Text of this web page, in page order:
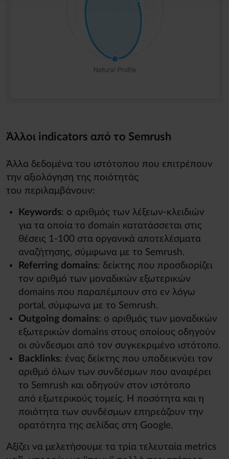
Άλλοι indicators από το Semrush
Άλλα δεδομένα του ιστότοπου που επιτρέπουν
την αξιολόγηση της ποιότητάς
του περιλαμβάνουν:
Keywords: ο αριθμός των λέξεων-κλειδιών
για τα οποία το domain κατατάσσεται στις
θέσεις 1-100 στα οργανικά αποτελέσματα
αναζήτησης, σύμφωνα με το Semrush.
Referring domains: δείκτης που προσδιορίζει
τον αριθμό των μοναδικών εξωτερικών
domains που παραπέμπουν στο εν λόγω
portal, σύμφωνα με το Semrush.
Outgoing domains: ο αριθμός των μοναδικών
εξωτερικών domains στους οποίους οδηγούν
οι σύνδεσμοι από τον συγκεκριμένο ιστότοπο.
Backlinks: ένας δείκτης που υποδεικνύει τον
αριθμό όλων των συνδέσμων που αναφέρει
το Semrush και οδηγούν στον ιστότοπο
από εξωτερικούς τομείς. Η ποσότητα και η
ποιότητα των συνδέσμων επηρεάζουν την
ορατότητα της σελίδας στη Google.
Αξίζει να μελετήσουμε τα τρία τελευταία metrics